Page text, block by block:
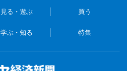
見る・遊ぶ 買う
学ぶ・知る 特集